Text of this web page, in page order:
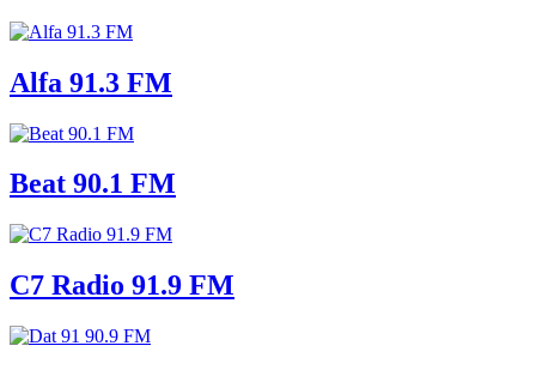
Alfa 91.3 FM
Beat 90.1 FM
C7 Radio 91.9 FM